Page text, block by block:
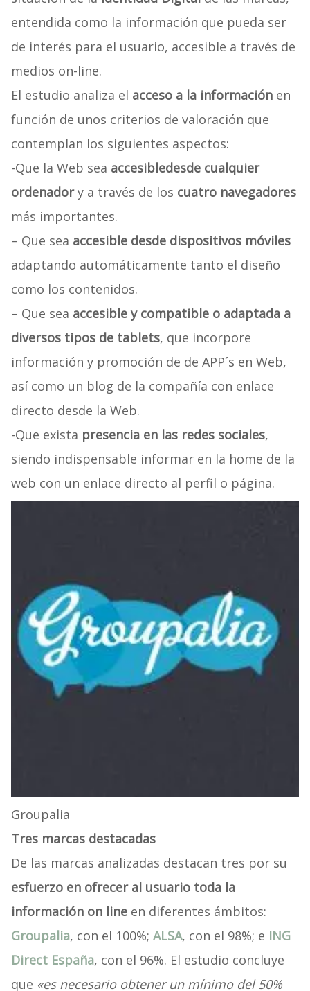
entendida como la información que pueda ser
de interés para el usuario, accesible a través de
medios on-line.
El estudio analiza el acceso a la informaciónen
función de unos criterios de valoración que
contemplan los siguientes aspectos:
-Que la Web sea accesibledesde cualquier
ordenadory a través de los cuatro navegadores
más importantes.
– Que sea accesible desde dispositivos móviles
adaptando automáticamente tanto el diseño
como los contenidos.
– Que sea accesible y compatible o adaptada a
diversos tipos de tablets, que incorpore
información y promoción de de APP´s en Web,
así como un blog de la compañía con enlace
directo desde la Web.
-Que exista presencia en las redes sociales,
siendo indispensable informar en la home de la
web con un enlace directo al perfil o página.
Groupalia
Tres marcas destacadas
De las marcas analizadas destacan tres por su
esfuerzo en ofrecer al usuario toda la
información on lineen diferentes ámbitos:
Groupalia, con el 100%; ALSA, con el 98%; e ING
Direct España, con el 96%. El estudio concluye
que «es necesario obtener un mínimo del 50%